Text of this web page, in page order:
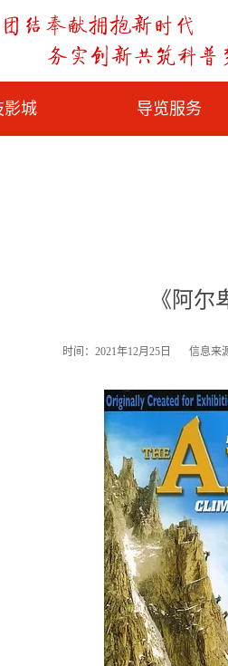
影城 导览服务
《阿尔
时间：2021年12月25日 信息来